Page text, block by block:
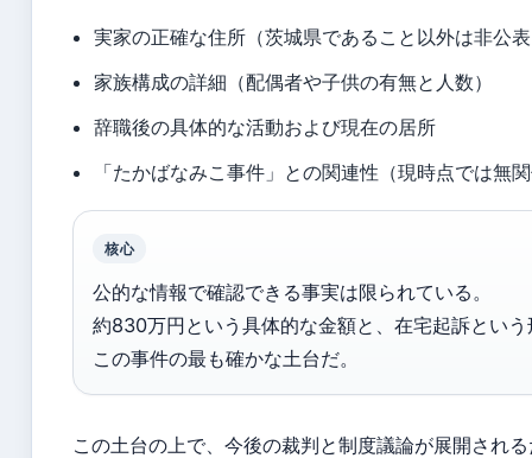
実家の正確な住所（茨城県であること以外は非公
家族構成の詳細（配偶者や子供の有無と人数）
辞職後の具体的な活動および現在の居所
「たかばなみこ事件」との関連性（現時点では無
核心
公的な情報で確認できる事実は限られている。
約830万円という具体的な金額と、在宅起訴とい
この事件の最も確かな土台だ。
この土台の上で、今後の裁判と制度議論が展開され